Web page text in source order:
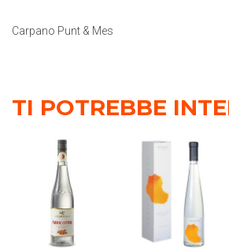
Carpano Punt & Mes
TI POTREBBE